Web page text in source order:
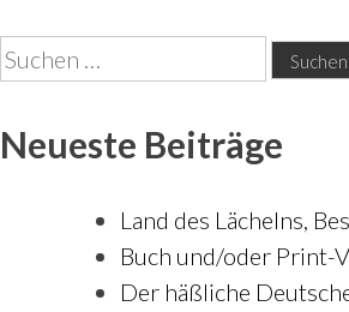
Suchen
nach:
Neueste Beiträge
Land des Lächelns,
Buch und/oder Print-
Der häßliche